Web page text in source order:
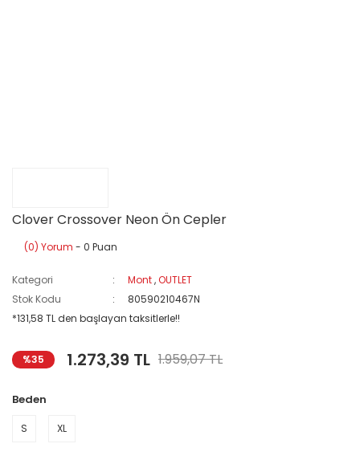
Clover Crossover Neon Ön Cepler
(0) Yorum - 0 Puan
Kategori Mont,OUTLET
Stok Kodu
80590210467N
*131,58 TL den başlayan taksitlerle!!
%35 1.273,39 TL 1.959,07 TL
Beden
S XL